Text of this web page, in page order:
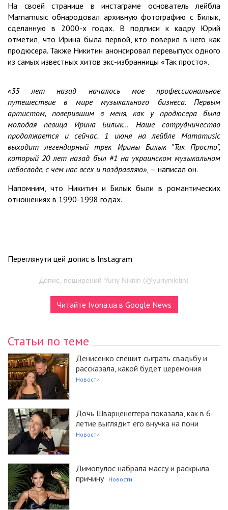
На своей странице в инстаграме основатель лейбла
Mamamusic обнародовал архивную фотографию с Билык,
сделанную в 2000-х годах. В подписи к кадру Юрий
отметил, что Ирина была первой, кто поверил в него как
продюсера. Также Никитин анонсировал перевыпуск одного
из самых известных хитов экс-избранницы «Так просто».
«35 лет назад началось мое профессиональное
путешествие в мире музыкального бизнеса. Первым
артистом, поверившим в меня, как у продюсера была
молодая певица Ирина Билык… Наше сотрудничество
продолжается и сейчас. 1 июня на лейбле Mamamusic
выходит легендарный трек Ирины Билык "Так Просто",
который 20 лет назад был #1 на украинском музыкальном
небосводе, с чем нас всех и поздравляю», — написал он.
Напомним, что Никитин и Билык были в романтических
отношениях в 1990-1998 годах.
Переглянути цей допис в Instagram
Допис, поширений Yuriy Nikitin (@yuriynikitin)
Читайте Ivona.ua в Google News
Статьи по теме
Денисенко спешит сыграть свадьбу и
рассказала, какой будет церемония
Новости
Дочь Шварценеггера показала, как в 6-
летие выглядит его внучка на пони
Новости
Димопулос набрала массу и раскрыла
причину
Новости